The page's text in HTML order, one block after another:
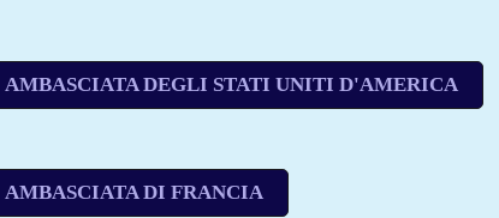
AMBASCIATA DEGLI STATI UNITI D'AMERICA
AMBASCIATA DI FRANCIA